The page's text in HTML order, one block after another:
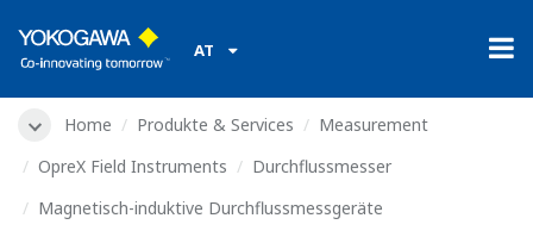
AT
Home Produkte & Services
Measurement
OpreX Field Instruments
Durchflussmesser
Magnetisch-induktive Durchflussmessgeräte